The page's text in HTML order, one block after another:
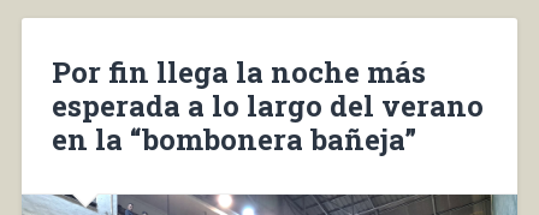
Por fin llega la noche más
esperada a lo largo del verano
en la “bombonera bañeja”